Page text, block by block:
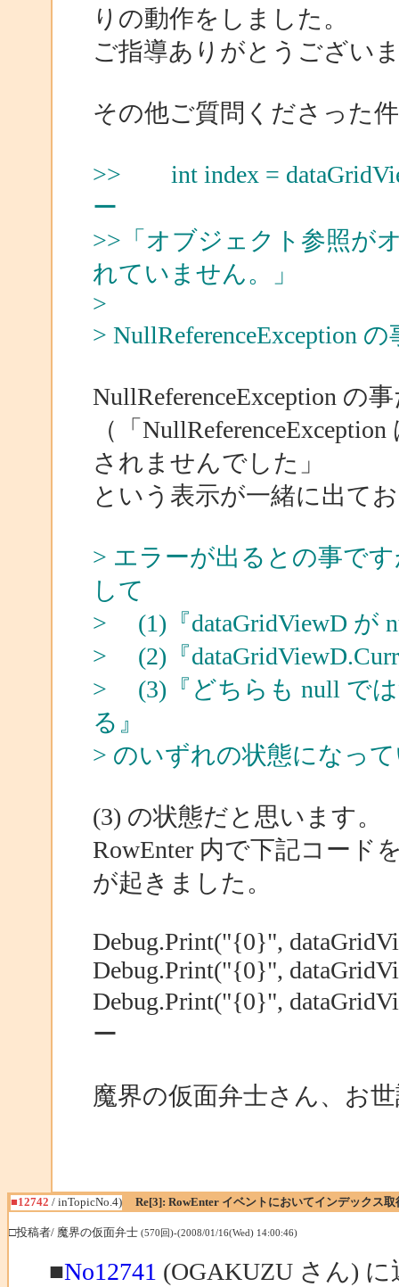
りの動作をしました。
ご指導ありがとうござい
その他ご質問くださった
>> int index =
ー
>>「オブジェクト参照が
れていません。」
>
> NullReferenceException
NullReferenceException の
（「
されませんでした」
という表示が一緒に出て
> エラーが出るとの事で
して
> (1)『dataGridViewD が
> (2)『
> (3)『どちらも null で
る』
> のいずれの状態になっ
(3) の状態だと思います。
RowEnter 内で下記コード
が起きました。
Debug.Print("{0}",
Debug.Print("{0}",
Debug.Print("{0}",
ー
魔界の仮面弁士さん、お
■12742 / inTopicNo.4) Re[3]: RowEnter イベントにおいてインデックス
□投稿者/ 魔界の仮面弁士 (570回)-(2008/01/16(Wed) 14:00:46)
■No12741 (OGAKUZU さん) に